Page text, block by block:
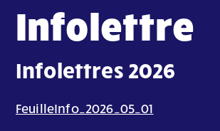
Infolettre
Infolettres 2026
FeuilleInfo_2026_05_01